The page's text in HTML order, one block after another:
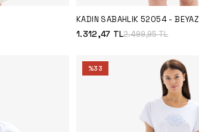
KADIN SABAHLIK 52054 - BEYAZ
1.312,47 TL2.499,95TL
%33